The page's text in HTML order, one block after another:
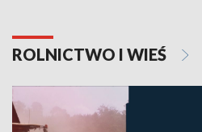
ROLNICTWO I WIEŚ